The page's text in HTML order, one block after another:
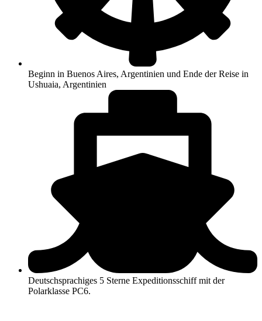
Beginn in Buenos Aires, Argentinien und Ende der Reise in
Ushuaia, Argentinien
Deutschsprachiges 5 Sterne Expeditionsschiff mit der
Polarklasse PC6.